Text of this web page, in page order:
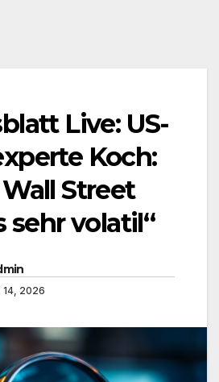
Live: US-
Koch:
Street
sehr volatil“
14, 2026